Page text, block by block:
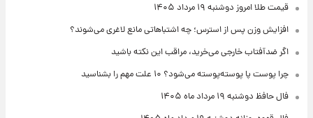
قیمت طلا امروز دوشنبه ۱۹ مرداد ۱۴۰۵
افزایش وزن پس از استرس؛ چه اشتباهاتی مانع لاغری می‌شوند؟
اگر ضدآفتاب خارجی می‌خرید، مراقب این نکته باشید
چرا پوست پا پوسته‌پوسته می‌شود؟ ۱۰ علت مهم را بشناسید
فال حافظ دوشنبه ۱۹ مرداد ماه ۱۴۰۵